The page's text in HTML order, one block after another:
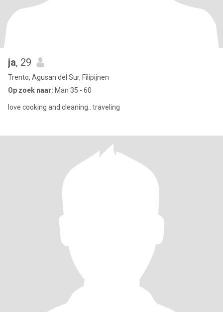
ja, 29
Trento, Agusan del Sur, Filipijnen
Op zoek naar: Man 35 - 60
love cooking and cleaning.. traveling